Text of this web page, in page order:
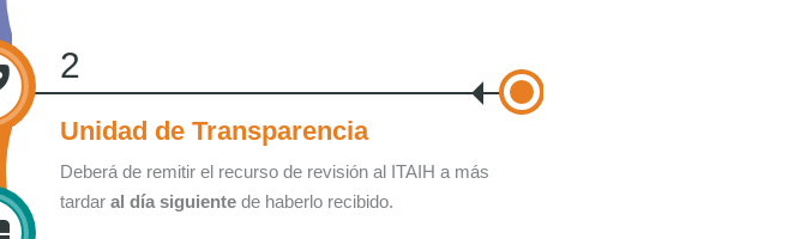
2
Unidad de Transparencia
Deberá de remitir el recurso de revisión al ITAIH a más
tardar al día siguiente de haberlo recibido.